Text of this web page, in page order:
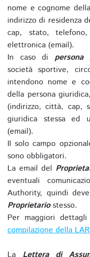
nome e cognome
indirizzo di residenza
cap, stato,
elettronica (email).
In caso di persona
società sportive,
intendono nome e
della persona
(indirizzo, città, cap,
giuridica stessa ed
(email).
Il solo campo
sono obbligatori.
La email del
eventuali
Authority, quindi
Proprietariostesso.
Per maggiori
compilazione della LAR